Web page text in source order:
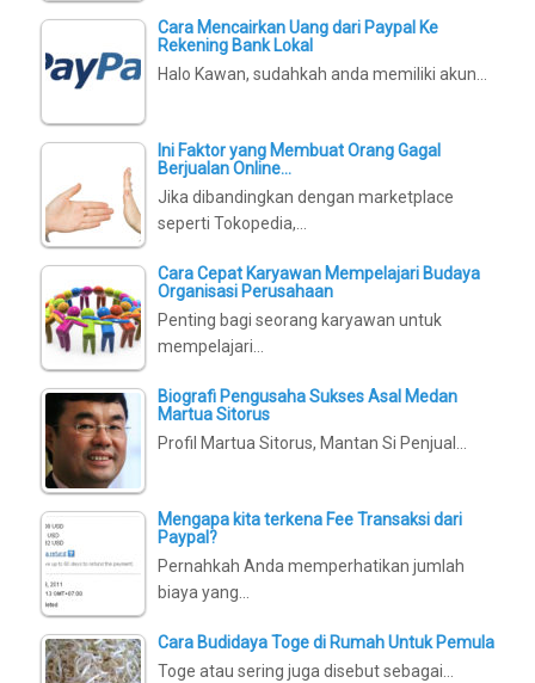
Cara Mencairkan Uang dari Paypal Ke
Rekening Bank Lokal
Halo Kawan, sudahkah anda memiliki akun…
Ini Faktor yang Membuat Orang Gagal
Berjualan Online…
Jika dibandingkan dengan marketplace
seperti Tokopedia,…
Cara Cepat Karyawan Mempelajari Budaya
Organisasi Perusahaan
Penting bagi seorang karyawan untuk
mempelajari…
Biografi Pengusaha Sukses Asal Medan
Martua Sitorus
Profil Martua Sitorus, Mantan Si Penjual…
Mengapa kita terkena Fee Transaksi dari
Paypal?
Pernahkah Anda memperhatikan jumlah
biaya yang…
Cara Budidaya Toge di Rumah Untuk Pemula
Toge atau sering juga disebut sebagai…